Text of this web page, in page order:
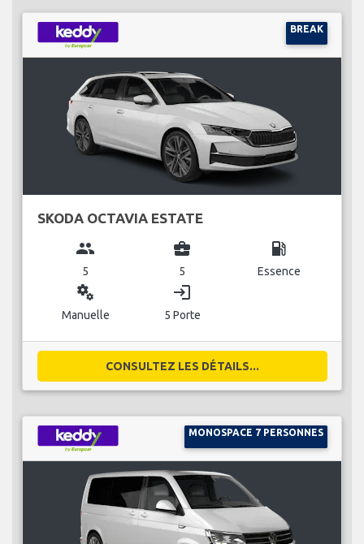
BREAK
SKODA OCTAVIA ESTATE
group
5
business_center
5
local_gas_station
Essence
miscellaneous_services
Manuelle
login
5 Porte
CONSULTEZ LES DÉTAILS...
MONOSPACE 7 PERSONNES